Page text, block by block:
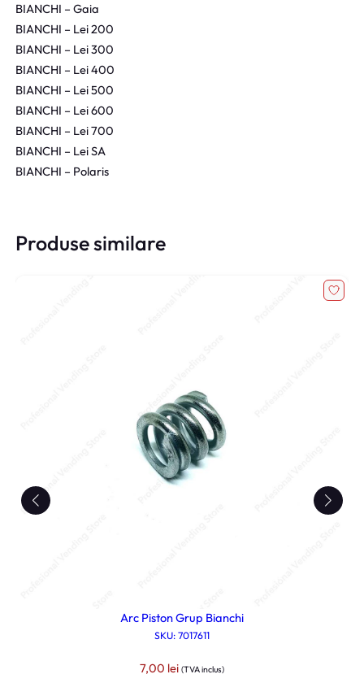
BIANCHI – Gaia
BIANCHI – Lei 200
BIANCHI – Lei 300
BIANCHI – Lei 400
BIANCHI – Lei 500
BIANCHI – Lei 600
BIANCHI – Lei 700
BIANCHI – Lei SA
BIANCHI – Polaris
Produse similare
Arc Piston Grup Bianchi
SKU: 7017611
7,00 lei (TVA inclus)